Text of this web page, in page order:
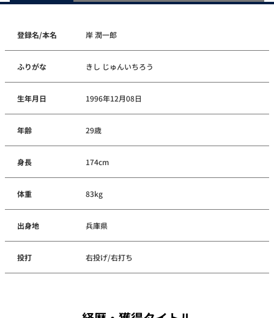
登録名/本名 岸 潤一郎
ふりがな きし じゅんいちろう
生年月日 1996年12月08日
年齢 29歳
身長 174cm
体重 83kg
出身地 兵庫県
投打 右投げ/右打ち